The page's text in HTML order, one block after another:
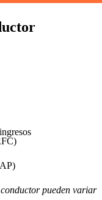
pueden variar
tor
ingresos